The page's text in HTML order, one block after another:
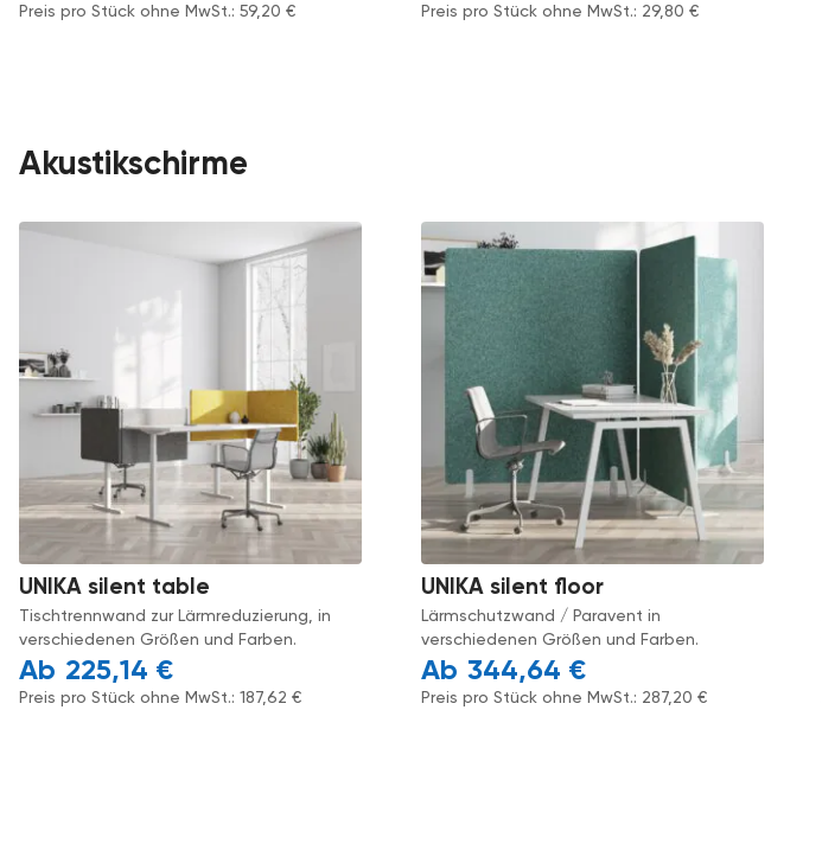
Preis pro Stück ohne MwSt.: 59,20 € Preis pro Stück ohne MwSt.: 29,80€
Akustikschirme
UNIKA silent table
Tischtrennwand zur Lärmreduzierung, in
verschiedenen Größen und Farben.
225,14 €
Preis pro Stück ohne MwSt.: 187,62 €
UNIKA silent floor
Lärmschutzwand / Paravent in
verschiedenen Größen und Farben.
344,64 €
Preis pro Stück ohne MwSt.: 287,20€